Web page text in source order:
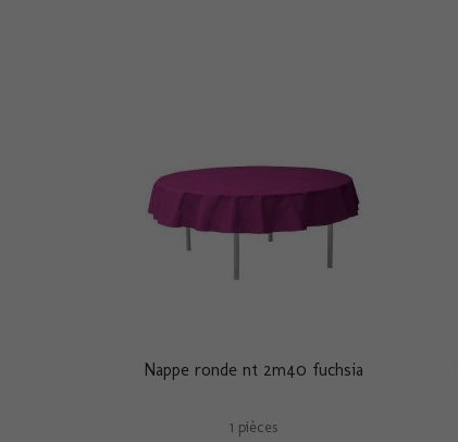
Nappe ronde nt 2m40 fuchsia
1 pièces